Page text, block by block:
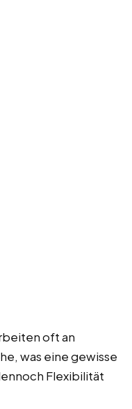
oft an
was eine gewisse
Flexibilität